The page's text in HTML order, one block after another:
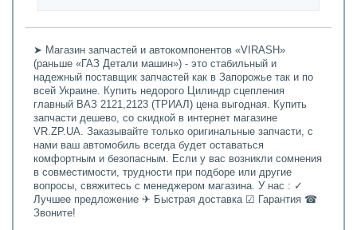
➤ Магазин запчастей и автокомпонентов «VIRASH»
(раньше «ГАЗ Детали машин») - это стабильный и
надежный поставщик запчастей как в Запорожье так и по
всей Украине. Купить недорого Цилиндр сцепления
главный ВАЗ 2121,2123 (ТРИАЛ) цена выгодная. Купить
запчасти дешево, со скидкой в интернет магазине
VR.ZP.UA. Заказывайте только оригинальные запчасти, с
нами ваш автомобиль всегда будет оставаться
комфортным и безопасным. Если у вас возникли сомнения
в совместимости, трудности при подборе или другие
вопросы, свяжитесь с менеджером магазина. У нас : ✓
Лучшее предложение ✈ Быстрая доставка ☑ Гарантия ☎
Звоните!